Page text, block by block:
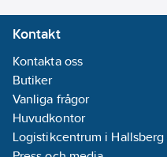
Kontakt
Kontakta oss
Butiker
Vanliga frågor
Huvudkontor
Logistikcentrum i